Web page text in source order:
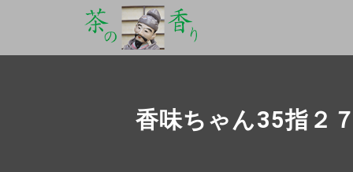
香味ちゃん35指２